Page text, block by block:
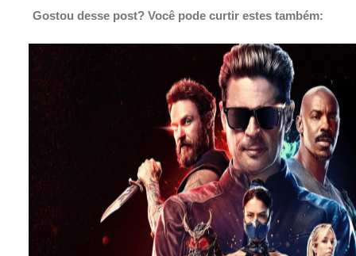
Gostou desse post? Você pode curtir estes também: